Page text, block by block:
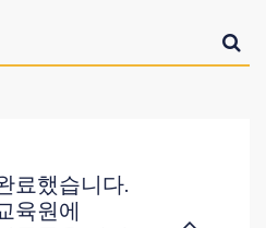
료했습니다.
육원에